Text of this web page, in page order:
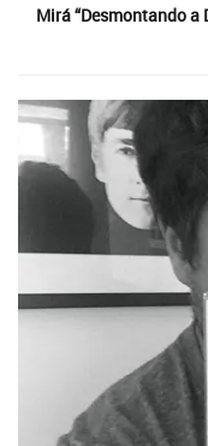
Mirá “Desmontando a